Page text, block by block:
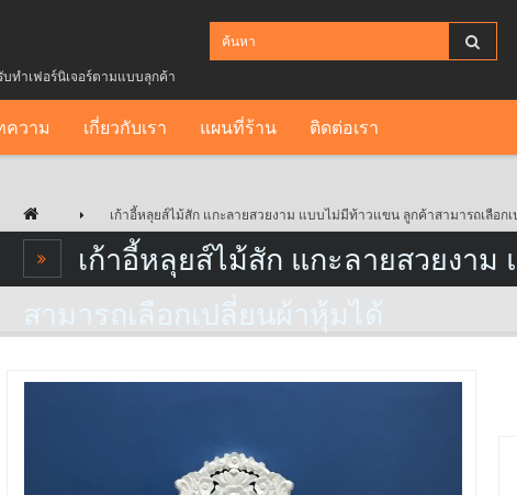
บทำเฟอร์นิเจอร์ตามแบบลุกค้า
ความ เกี่ยวกับเรา แผนที่ร้าน ติดต่อเรา
เก้าอี้หลุยส์ไม้สัก แกะลายสวยงาม แบบไม่มีท้าวแขน ลูกค้าสามารถเลือก
เก้าอี้หลุยส์ไม้สัก แกะลายสวยงา
สามารถเลือกเปลี่ยนผ้าหุ้มได้